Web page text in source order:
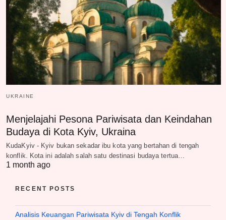
UKRAINE
Menjelajahi Pesona Pariwisata dan Keindahan
Budaya di Kota Kyiv, Ukraina
KudaKyiv - Kyiv bukan sekadar ibu kota yang bertahan di tengah
konflik. Kota ini adalah salah satu destinasi budaya tertua…
1 month ago
RECENT POSTS
Analisis Keuangan Pariwisata Kyiv di Tengah Konflik